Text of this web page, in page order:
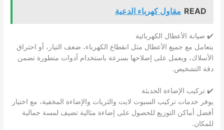
READ مقاول كهرباء الدعية
✔️ صيانة الأعطال الكهربائية
يتعامل مع جميع الأعطال مثل انقطاع الكهرباء، ضعف التيار، أو احتراق
الأسلاك، ويعمل على إصلاحها بسرعة باستخدام أدوات متطورة تضمن
دقة التشخيص.
✔️ تركيب الإضاءة الحديثة
يوفر خدمات تركيب السبوت لايت والثريات والإضاءة المخفية، مع اختيار
أفضل أماكن التوزيع للحصول على إضاءة مثالية تضيف لمسة جمالية
للمكان.